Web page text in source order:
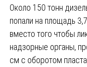
Около 150 тонн
попали на площадь
вместо того чтобы
надзорные органы,
см с оборотом